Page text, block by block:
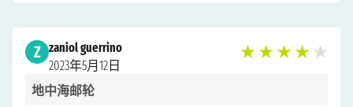
Z zaniol guerrino
2023年5月12日
★ ★ ★ ★ ★
地中海邮轮